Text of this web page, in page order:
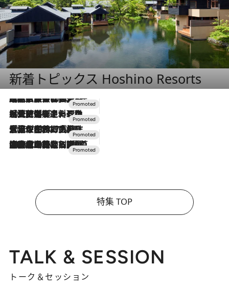
新着トピックス Hoshino Resorts
2026.7.31
【ホテル帰省】という選択肢をOMOが提案。家族とほどよい距離を保つには「昼は実家、夜は気兼ねなくホテルで！」
2026.7.24
【夏限定ディナーコース】旬を迎える稚鮎や花ズッキーニなどをイタリア・トスカーナの郷土料理の手法で満喫！
2026.7.17
「土佐和ハーブかき氷」がOMO7高知に登場！生姜、山椒、大葉など目にも舌にも涼を呼ぶ郷土の味
2026.7.10
NEW OPEN！【界 草津】名湯の地に誕生。趣の異なる2種の温泉と上州ならではの会席・蕎麦割烹など美食を味わう究極の癒やし旅
特集 TOP
TALK & SESSION
トーク＆セッション